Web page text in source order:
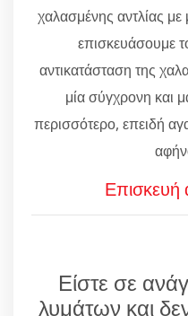
χαλασμένης αντλίας
επισκευάσουμε
αντικατάσταση της
μία σύγχρονη και
περισσότερο, επειδή
Επισκευή
Είστε σε
λυμάτων και